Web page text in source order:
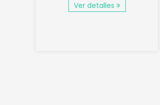
Ver detalles